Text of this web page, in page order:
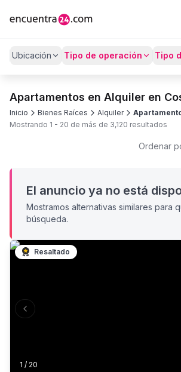
Ubicación Tipo de operación Tipo
Apartamentos en Alquiler en
Inicio Bienes Raíces Alquiler
Mostrando 1 - 20 de más de 3,120 resultados
Ordenar
El anuncio ya no está
Mostramos alternativas similares para
búsqueda.
1 / 20
Previous slide
Resaltado